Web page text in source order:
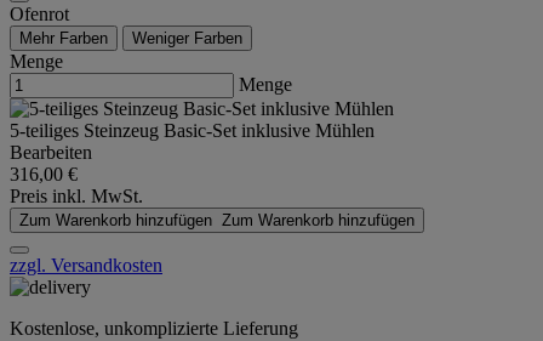
Ofenrot
Mehr Farben Weniger Farben
Menge
Menge
5-teiliges Steinzeug Basic-Set inklusive Mühlen
Bearbeiten
316,00 €
Preis inkl. MwSt.
Zum Warenkorb hinzufügen Zum Warenkorb hinzufügen
zzgl. Versandkosten
Kostenlose, unkomplizierte Lieferung